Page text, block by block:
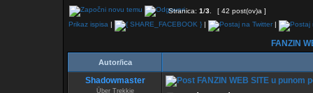
Stranica: 1/3
[ 42 post(ov)a ]
Prikaz ispisa | | |
FANZIN
Autor/ica
Shadowmaster
Über Trekkie
FANZIN WEB SITE u punom